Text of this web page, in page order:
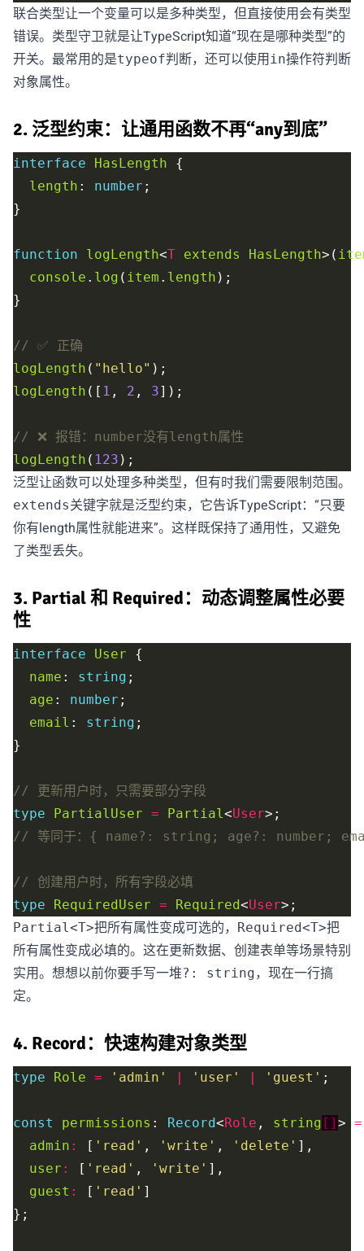
联合类型让一个变量可以是多种类型，但直接使用会有类型
错误。类型守卫就是让TypeScript知道“现在是哪种类型”的
开关。最常用的是typeof判断，还可以使用in操作符判断
对象属性。
2. 泛型约束：让通用函数不再“any到底”
interface HasLength
length : number
function logLength<T extends HasLength>(
console . log ( item . length
logLength ( "hello"
logLength ([ 1 , 2 , 3
logLength ( 123
泛型让函数可以处理多种类型，但有时我们需要限制范围。
extends关键字就是泛型约束，它告诉TypeScript：“只要
你有length属性就能进来”。这样既保持了通用性，又避免
了类型丢失。
3. Partial 和 Required：动态调整属性必要
性
interface User
name : string
age : number
email : string
type
PartialUser = Partial<User
type
RequiredUser = Required<User
Partial<T>把所有属性变成可选的， Required<T>把
所有属性变成必填的。这在更新数据、创建表单等场景特别
实用。想想以前你要手写一堆?: string，现在一行搞
定。
4. Record：快速构建对象类型
type Role = 'admin' | 'user' | 'guest'
const permissions : Record<Role , string [] > =
admin : [ 'read' , 'write' , 'delete'
user : [ 'read' , 'write'
guest : [ 'read'